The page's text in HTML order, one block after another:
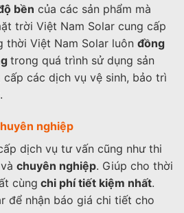
bền của các sản phẩm mà
trời Việt Nam Solar cung cấp
thời Việt Nam Solar luôn đồng
trong quá trình sử dụng sản
cấp các dịch vụ vệ sinh, bảo trì
nghiệp
dịch vụ tư vấn cũng như thi
và chuyên nghiệp. Giúp cho thời
cùng chi phí tiết kiệm nhất.
để nhận báo giá chi tiết cho